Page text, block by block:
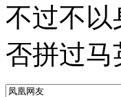
不过不以
否拼过马